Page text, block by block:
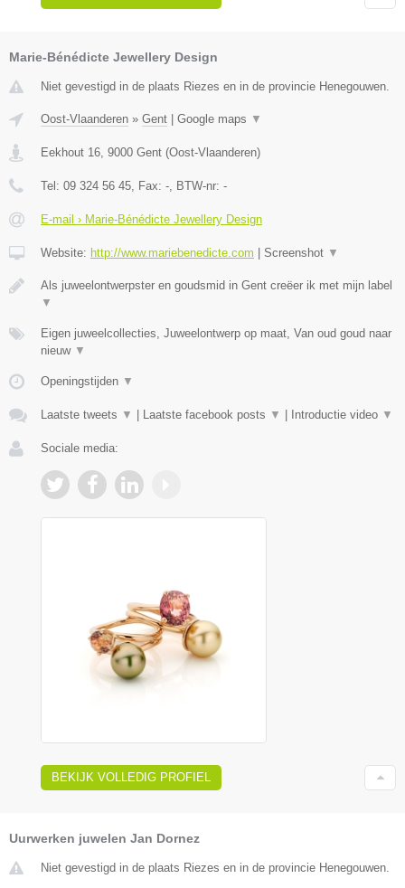
Marie-Bénédicte Jewellery Design
Niet gevestigd in de plaats Riezes en in de provincie Henegouwen.
Oost-Vlaanderen » Gent Google maps ▼
Eekhout 16, 9000 Gent (Oost-Vlaanderen)
Tel: 09 324 56 45, Fax: -, BTW-nr: -
E-mail › Marie-Bénédicte Jewellery Design
Website: http://www.mariebenedicte.com Screenshot ▼
Als juweelontwerpster en goudsmid in Gent creëer ik met mijn label
▼
Eigen juweelcollecties, Juweelontwerp op maat, Van oud goud naar
nieuw ▼
Openingstijden ▼
Laatste tweets ▼ Laatste facebook posts ▼ Introductie video ▼
Sociale media:
BEKIJK VOLLEDIG PROFIEL
Uurwerken juwelen Jan Dornez
Niet gevestigd in de plaats Riezes en in de provincie Henegouwen.